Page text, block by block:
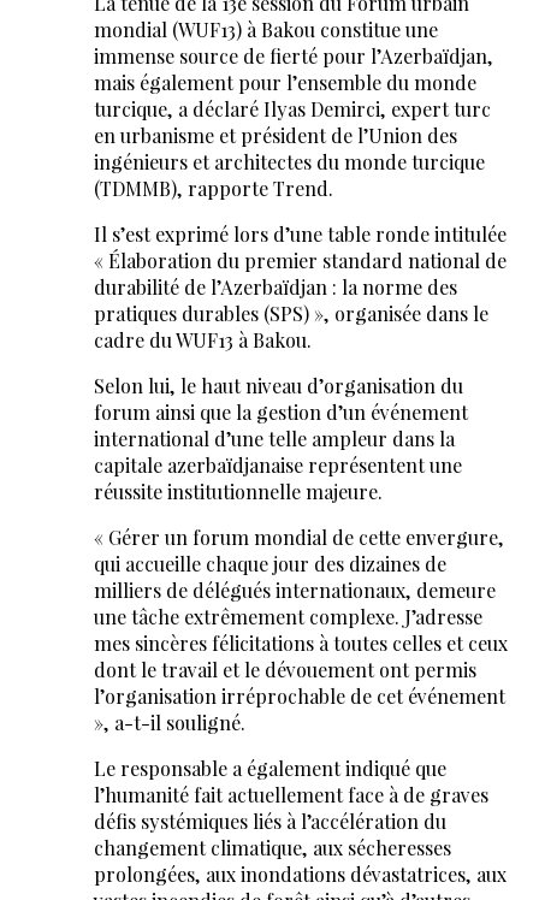
mondial (WUF13) à Bakou constitue une
immense source de fierté pour l’Azerbaïdjan,
mais également pour l’ensemble du monde
turcique, a déclaré Ilyas Demirci, expert turc
en urbanisme et président de l’Union des
ingénieurs et architectes du monde turcique
(TDMMB), rapporte Trend.
Il s’est exprimé lors d’une table ronde intitulée
« Élaboration du premier standard national de
durabilité de l’Azerbaïdjan : la norme des
pratiques durables (SPS) », organisée dans le
cadre du WUF13 à Bakou.
Selon lui, le haut niveau d’organisation du
forum ainsi que la gestion d’un événement
international d’une telle ampleur dans la
capitale azerbaïdjanaise représentent une
réussite institutionnelle majeure.
« Gérer un forum mondial de cette envergure,
qui accueille chaque jour des dizaines de
milliers de délégués internationaux, demeure
une tâche extrêmement complexe. J’adresse
mes sincères félicitations à toutes celles et ceux
dont le travail et le dévouement ont permis
l’organisation irréprochable de cet événement
», a-t-il souligné.
Le responsable a également indiqué que
l’humanité fait actuellement face à de graves
défis systémiques liés à l’accélération du
changement climatique, aux sécheresses
prolongées, aux inondations dévastatrices, aux